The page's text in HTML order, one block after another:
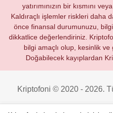
yatırımınızın bir kısmını
Kaldıraçlı işlemler riskleri daha
önce finansal durumunuzu,
dikkatlice değerlendiriniz.
bilgi amaçlı olup, kesinlik
Doğabilecek kayıplardan
Kriptofoni © 2020 - 2026.